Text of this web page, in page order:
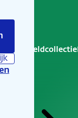
Geldcollectie